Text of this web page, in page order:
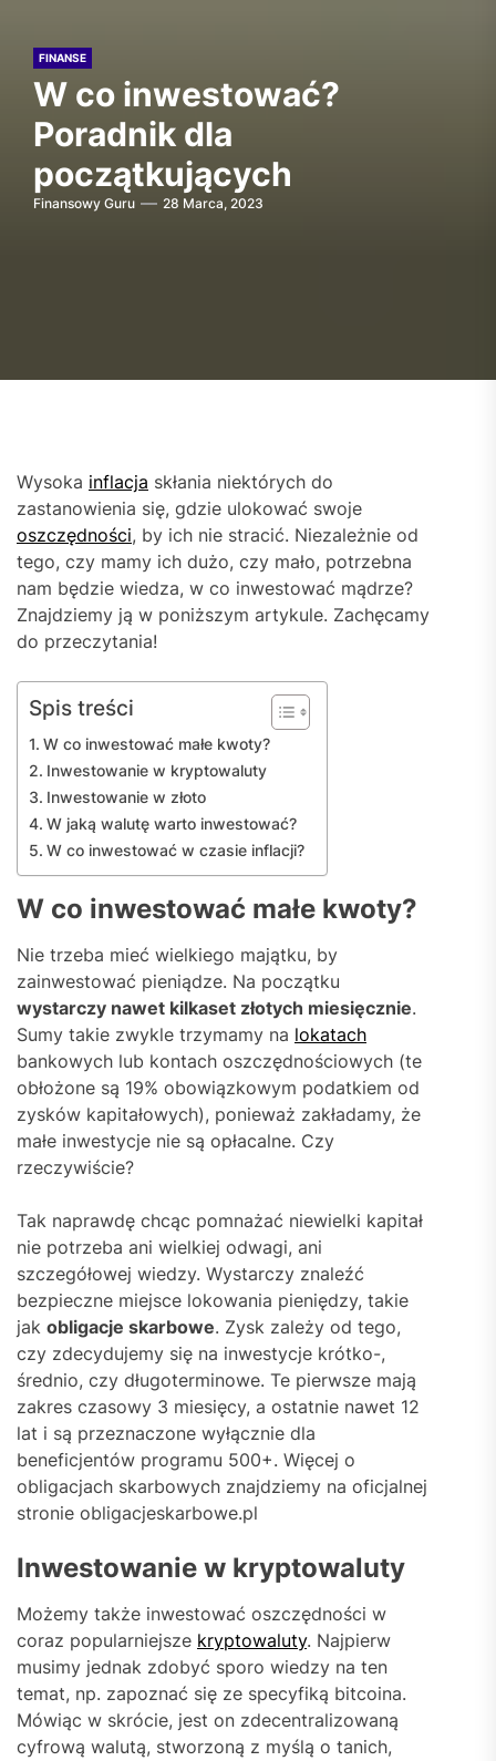
FINANSE
W co inwestować?
Poradnik dla
początkujących
Finansowy Guru 28 Marca, 2023
Wysoka inflacja skłania niektórych do
zastanowienia się, gdzie ulokować swoje
oszczędności, by ich nie stracić. Niezależnie od
tego, czy mamy ich dużo, czy mało, potrzebna
nam będzie wiedza, w co inwestować mądrze?
Znajdziemy ją w poniższym artykule. Zachęcamy
do przeczytania!
Spis treści
W co inwestować małe kwoty?
Inwestowanie w kryptowaluty
Inwestowanie w złoto
W jaką walutę warto inwestować?
W co inwestować w czasie inflacji?
W co inwestować małe kwoty?
Nie trzeba mieć wielkiego majątku, by
zainwestować pieniądze. Na początku
wystarczy nawet kilkaset złotych miesięcznie.
Sumy takie zwykle trzymamy na lokatach
bankowych lub kontach oszczędnościowych (te
obłożone są 19% obowiązkowym podatkiem od
zysków kapitałowych), ponieważ zakładamy, że
małe inwestycje nie są opłacalne. Czy
rzeczywiście?
Tak naprawdę chcąc pomnażać niewielki kapitał
nie potrzeba ani wielkiej odwagi, ani
szczegółowej wiedzy. Wystarczy znaleźć
bezpieczne miejsce lokowania pieniędzy, takie
jak obligacje skarbowe. Zysk zależy od tego,
czy zdecydujemy się na inwestycje krótko-,
średnio, czy długoterminowe. Te pierwsze mają
zakres czasowy 3 miesięcy, a ostatnie nawet 12
lat i są przeznaczone wyłącznie dla
beneficjentów programu 500+. Więcej o
obligacjach skarbowych znajdziemy na oficjalnej
stronie obligacjeskarbowe.pl
Inwestowanie w kryptowaluty
Możemy także inwestować oszczędności w
coraz popularniejsze kryptowaluty. Najpierw
musimy jednak zdobyć sporo wiedzy na ten
temat, np. zapoznać się ze specyfiką bitcoina.
Mówiąc w skrócie, jest on zdecentralizowaną
cyfrową walutą, stworzoną z myślą o tanich,